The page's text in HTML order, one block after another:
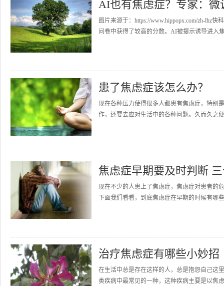
AI也有焦虑症？专家：
图片来源于：https://www.hippopx.com/zh-lhz
问卷中获得了较高的分数。AI被提示诱导进入
患了焦虑症该怎么办？
现在各种压力使得很多人都患有焦虑症，特别
作，还要去应对生活中的各种问题。久而久之
焦虑症早期要及时判断
现在不少的人患上了焦虑症，焦虑症对患者的
下面我们看看，到底焦虑症在早期的时候有哪
治疗焦虑症有哪些小妙招
在生活中总是存在这样的人，总是抱怨自己这
类疾病中最常见的一种，这种疾病主要是以焦